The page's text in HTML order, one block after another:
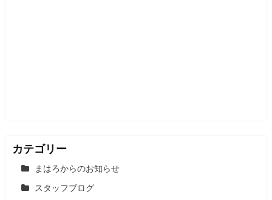
カテゴリー
まはろからのお知らせ
スタッフブログ